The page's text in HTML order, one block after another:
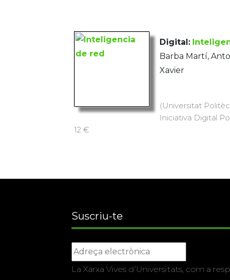
Digital:
Barba Martí,
Xavier
(Universitat
Iniciativa Digital
12 €
Suscriu-te
La Xarxa Vives d’Universitats, com a